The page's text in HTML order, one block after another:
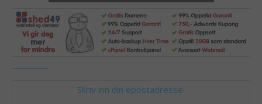
Skriv inn din epostadresse: